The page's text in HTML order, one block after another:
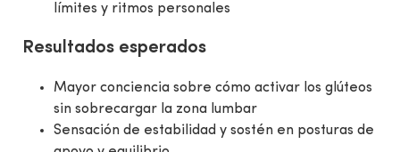
límites y ritmos personales
Resultados esperados
Mayor conciencia sobre cómo activar los glúteos
sin sobrecargar la zona lumbar
Sensación de estabilidad y sostén en posturas de